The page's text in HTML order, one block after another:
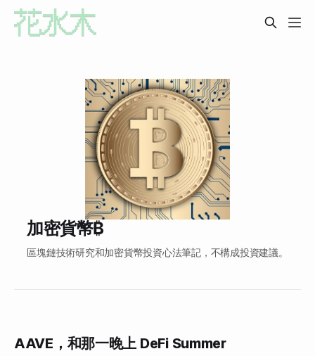
加密貨幣₿
區塊鏈技術研究和加密貨幣投資心法筆記，不構成投資建議。
AAVE，和那一晚上 DeFi Summer